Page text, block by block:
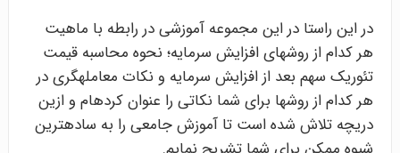
در این راستا در این مجموعه آموزشی در رابطه با ماهیت
هر کدام از روش­های افزایش سرمایه؛ نحوه محاسبه قیمت
تئوریک سهم بعد از افزایش سرمایه و نکات معامله­گری در
هر کدام از روش­ها برای شما نکاتی را عنوان کرده­ام و ازین
دریچه تلاش شده است تا آموزش جامعی را به ساده­ترین